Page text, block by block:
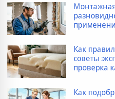
Как
советы
проверка
Как